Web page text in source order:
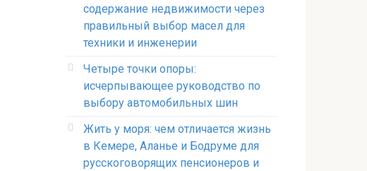
содержание недвижимости через
правильный выбор масел для
техники и инженерии
Четыре точки опоры:
исчерпывающее руководство по
выбору автомобильных шин
Жить у моря: чем отличается жизнь
в Кемере, Аланье и Бодруме для
русскоговорящих пенсионеров и